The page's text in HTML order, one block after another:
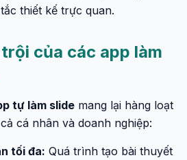
thiết kế trực quan.
của các app làm
tự làm slide mang lại hàng loạt
cá nhân và doanh nghiệp:
tối đa: Quá trình tạo bài thuyết